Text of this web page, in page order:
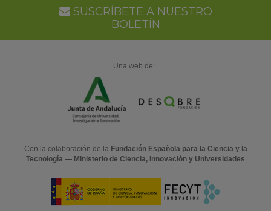
SUSCRÍBETE A NUESTRO
BOLETÍN
Una web de:
Con la colaboración de la Fundación Española para la Ciencia y la
Tecnología — Ministerio de Ciencia, Innovación y Universidades